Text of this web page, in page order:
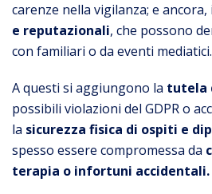
carenze nella vigilanza; e ancora, i
e reputazionali, che possono
con familiari o da eventi mediatici.
A questi si aggiungono la tutela
possibili violazioni del GDPR o
la sicurezza fisica di ospiti e
spesso essere compromessa da
terapia o infortuni accidentali.